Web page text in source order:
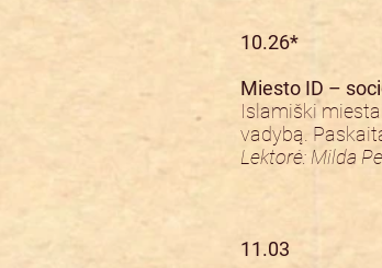
10.26*
Miesto ID –
Islamiški
vadybą.
Lektorė: Milda
11.03